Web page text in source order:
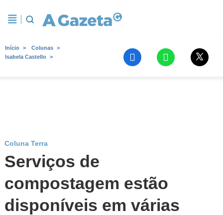
Início
Colunas
Isabela Castello
Coluna Terra
Serviços de
compostagem estão
disponíveis em várias